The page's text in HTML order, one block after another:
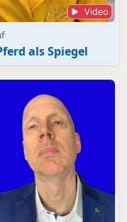
Video
als Spiegel